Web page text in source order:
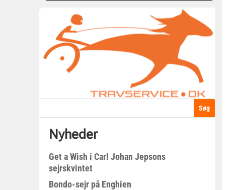
Nyheder
Get a Wish i Carl Johan Jepsons
sejrskvintet
Bondo-sejr på Enghien